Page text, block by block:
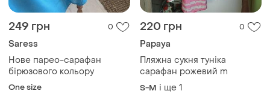
249 грн 0
Saress
Нове парео-сарафан
бірюзового кольору
One size
220 грн 0
Papaya
Пляжна сукня туніка
сарафан рожевий m
S-M і ще 1